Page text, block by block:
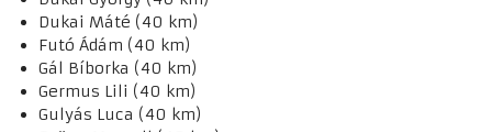
Dukai Máté (40 km)
Futó Ádám (40 km)
Gál Bíborka (40 km)
Germus Lili (40 km)
Gulyás Luca (40 km)